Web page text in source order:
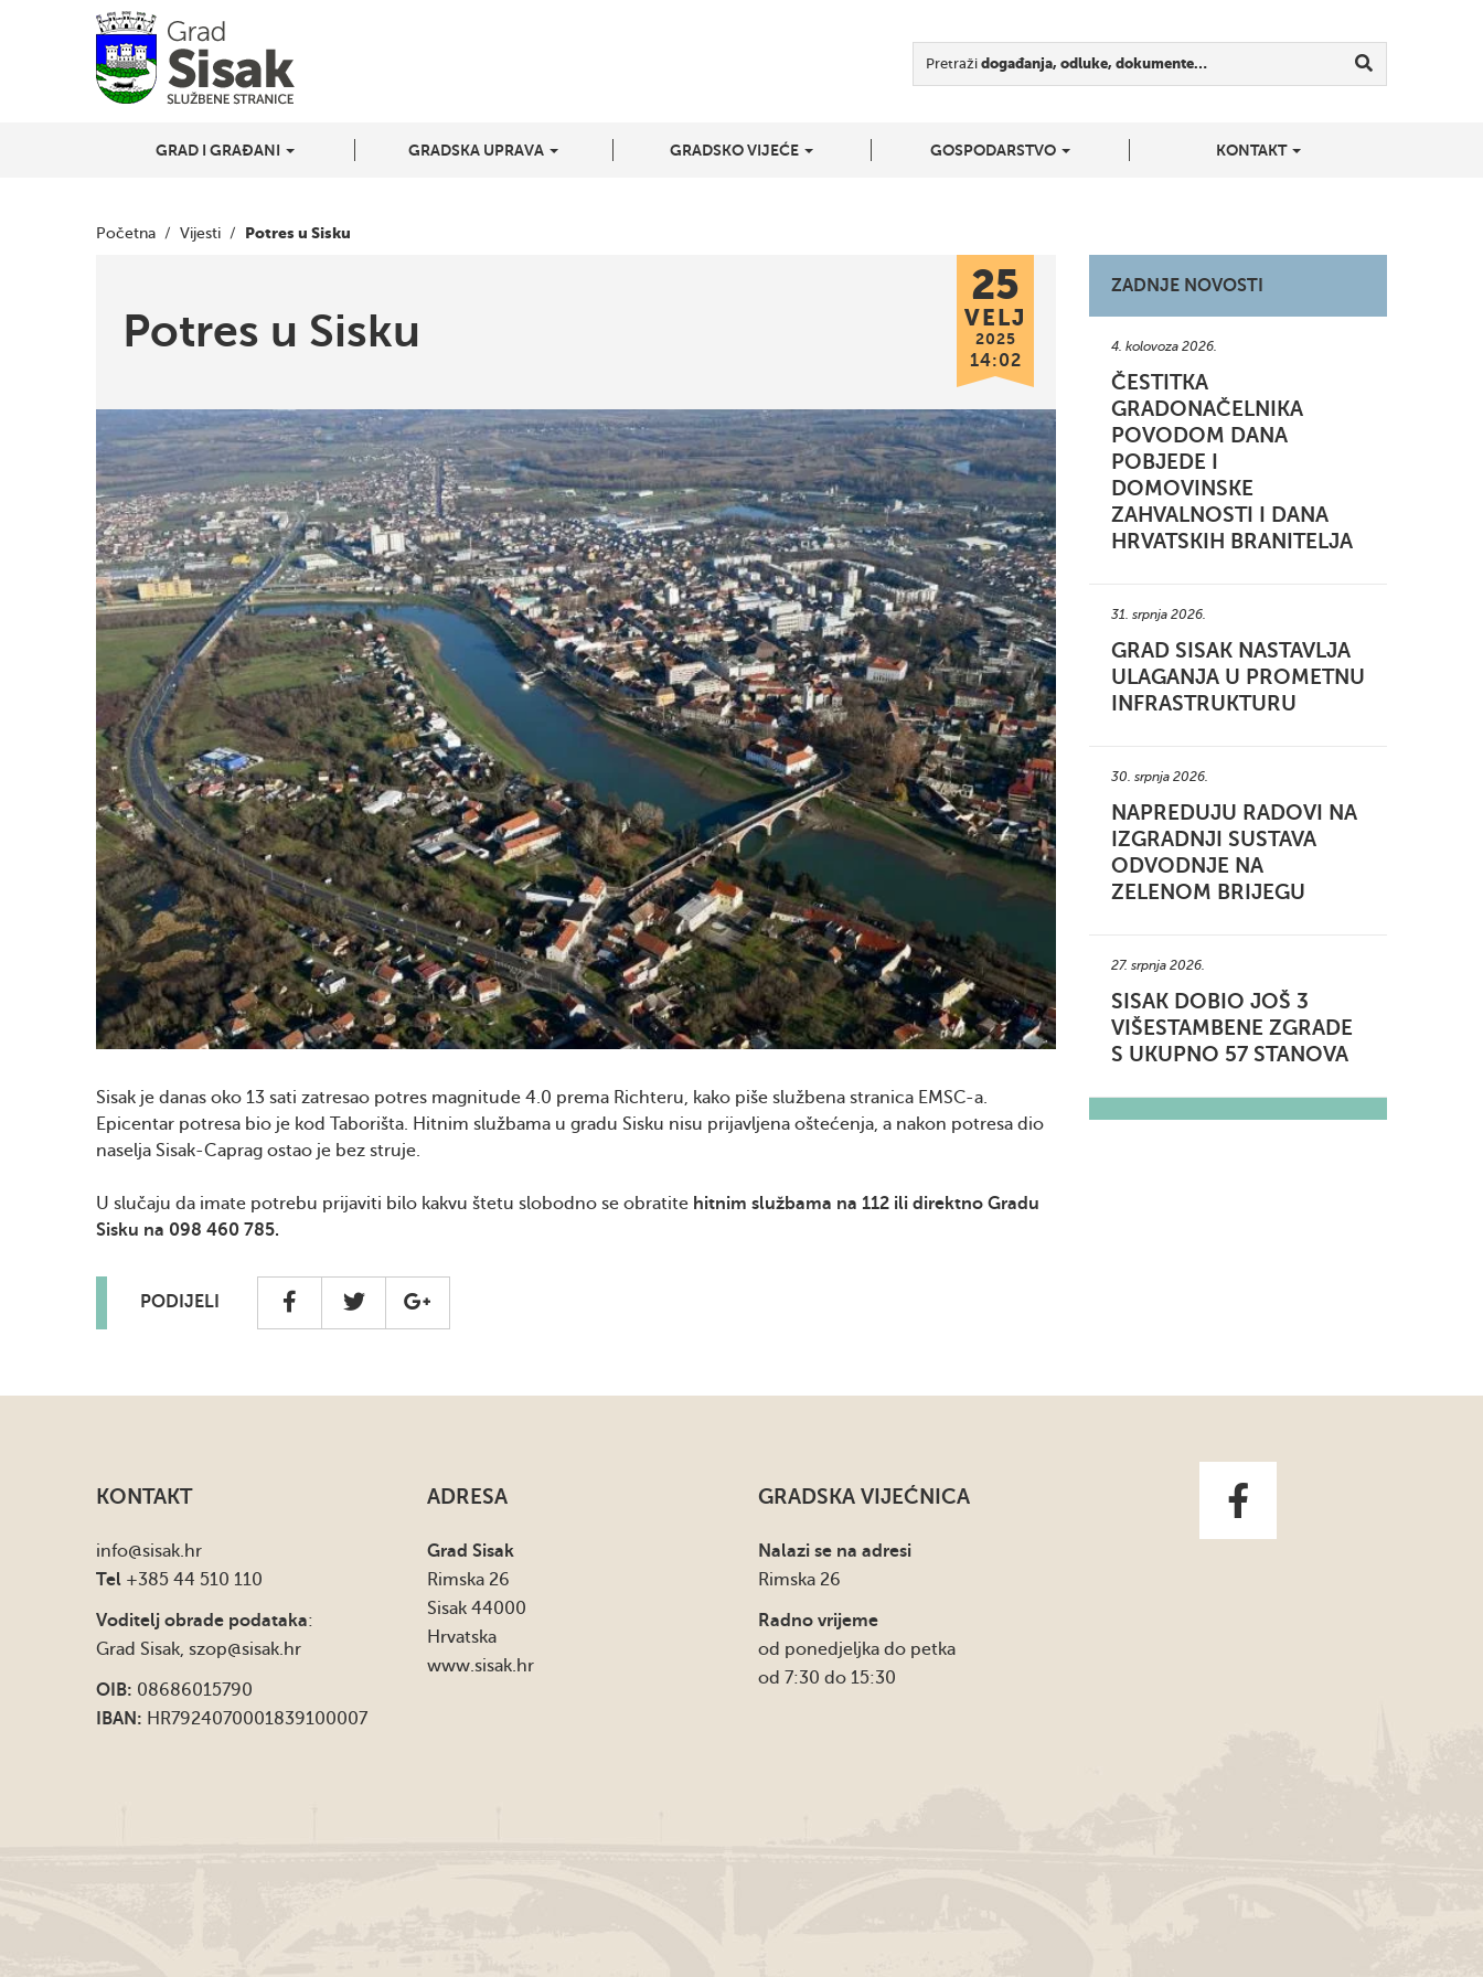
Pretraži događanja, odluke, dokumente…
GRAD I GRAĐANI GRADSKA UPRAVA GRADSKO VIJEĆE GOSPODARSTVO KONTAKT
Početna / Vijesti / Potres u Sisku
Potres u Sisku
25
VELJ
2025
14:02
Sisak je danas oko 13 sati zatresao potres magnitude 4.0 prema Richteru, kako piše službena stranica EMSC-a.
Epicentar potresa bio je kod Taborišta. Hitnim službama u gradu Sisku nisu prijavljena oštećenja, a nakon potresa dio
naselja Sisak-Caprag ostao je bez struje.
U slučaju da imate potrebu prijaviti bilo kakvu štetu slobodno se obratite hitnim službama na 112 ili direktno Gradu
Sisku na 098 460 785.
PODIJELI
ZADNJE NOVOSTI
4. kolovoza 2026.
ČESTITKA
GRADONAČELNIKA
POVODOM DANA
POBJEDE I
DOMOVINSKE
ZAHVALNOSTI I DANA
HRVATSKIH BRANITELJA
31. srpnja 2026.
GRAD SISAK NASTAVLJA
ULAGANJA U PROMETNU
INFRASTRUKTURU
30. srpnja 2026.
NAPREDUJU RADOVI NA
IZGRADNJI SUSTAVA
ODVODNJE NA
ZELENOM BRIJEGU
27. srpnja 2026.
SISAK DOBIO JOŠ 3
VIŠESTAMBENE ZGRADE
S UKUPNO 57 STANOVA
KONTAKT
info@sisak.hr
Tel +385 44 510 110
Voditelj obrade podataka:
Grad Sisak, szop@sisak.hr
OIB: 08686015790
IBAN: HR7924070001839100007
ADRESA
Grad Sisak
Rimska 26
Sisak 44000
Hrvatska
www.sisak.hr
GRADSKA VIJEĆNICA
Nalazi se na adresi
Rimska 26
Radno vrijeme
od ponedjeljka do petka
od 7:30 do 15:30